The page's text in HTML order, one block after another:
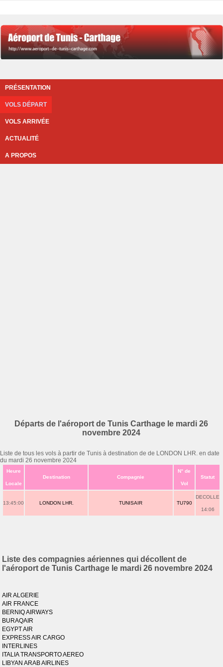
PRÉSENTATION
VOLS DÉPART
VOLS ARRIVÉE
ACTUALITÉ
A PROPOS
Départs de l'aéroport de Tunis Carthage le mardi 26
novembre 2024
Liste de tous les vols à partir de Tunis à destination de de LONDON LHR. en date
du mardi 26 novembre 2024
Heure
Locale
Destination Compagnie
N° de
Vol
Statut
13:45:00 LONDON LHR. TUNISAIR TU790
DECOLLE
14:06
Liste des compagnies aériennes qui décollent de
l'aéroport de Tunis Carthage le mardi 26 novembre 2024
AIR ALGERIE
AIR FRANCE
BERNIQ AIRWAYS
BURAQAIR
EGYPT AIR
EXPRESS AIR CARGO
INTERLINES
ITALIA TRANSPORTO AEREO
LIBYAN ARAB AIRLINES